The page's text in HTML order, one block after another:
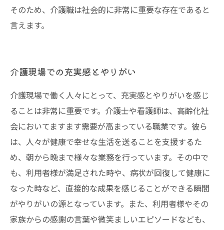
そのため、介護職は社会的に非常に重要な存在であると
言えます。
介護現場での充実感とやりがい
介護現場で働く人々にとって、充実感とやりがいを感じ
ることは非常に重要です。介護士や看護師は、高齢化社
会においてますます需要が高まっている職業です。彼ら
は、人々が健康で幸せな生活を送ることを支援するた
め、朝から晩まで様々な業務を行っています。その中で
も、利用者様が満足された時や、病状が回復して健康に
なった時など、直接的な成果を感じることができる瞬間
がやりがいの源となっています。また、利用者様やその
家族からの感謝の言葉や微笑ましいエピソードなども、